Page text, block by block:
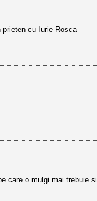
cu Iurie Rosca
care o mulgi mai trebuie si